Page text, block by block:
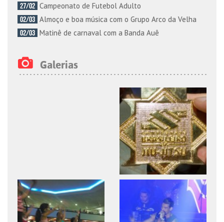
27/02 Campeonato de Futebol Adulto
02/03 Almoço e boa música com o Grupo Arco da Velha
02/03 Matinê de carnaval com a Banda Auê
Galerias